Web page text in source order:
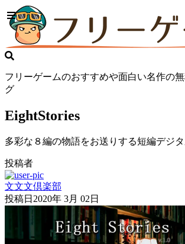
フリーゲームのおすすめや面白い名作の
グ
EightStories
多彩な８編の物語をお送りする短編デジ
投稿者
文文文倶楽部
投稿日 2020年 3月 02日